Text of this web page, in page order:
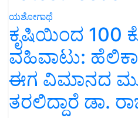
ಯಶೋಗಾಥೆ
ಕೃಷಿಯಿಂದ 100
ವಹಿವಾಟು:
ಈಗ ವಿಮಾನದ
ತರಲಿದ್ದಾರೆ ಡಾ.